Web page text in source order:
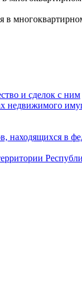
в
и сделок с ним
недвижимого
находящихся в